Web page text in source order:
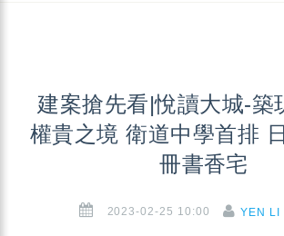
建案搶先看|悅讀大城-築
權貴之境 衛道中學首排
冊書香宅
2023-02-25 10:00 YEN LI